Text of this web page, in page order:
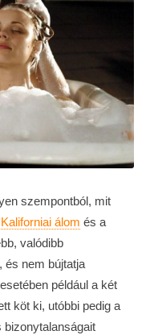
szempontból, mit
Kaliforniai álom és a
valódibb
és nem bújtatja
például a két
köt ki, utóbbi pedig a
bizonytalanságait